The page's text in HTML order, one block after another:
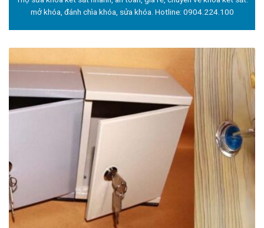
mở khóa, đánh chìa khóa, sửa khóa. Hotline: 0904.224.100